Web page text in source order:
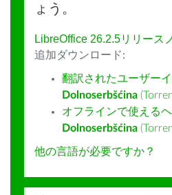
ょう。
LibreOffice 26.2.5リリース
追加ダウンロード:
翻訳されたユーザー
Dolnoserbšćina (
オフラインで使える
Dolnoserbšćina (
他の言語が必要ですか？